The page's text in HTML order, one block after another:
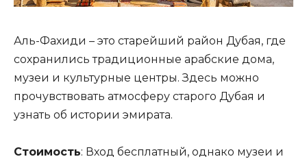
Аль-Фахиди – это старейший район Дубая, где
сохранились традиционные арабские дома,
музеи и культурные центры. Здесь можно
прочувствовать атмосферу старого Дубая и
узнать об истории эмирата.
Стоимость: Вход бесплатный, однако музеи и